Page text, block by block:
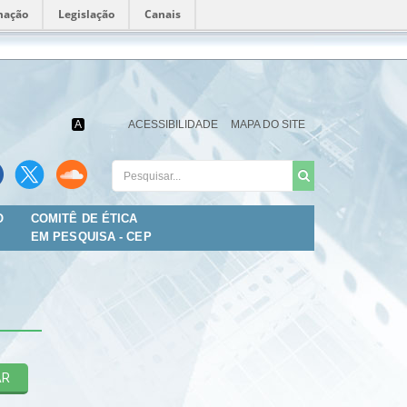
Legislação Canais
Fundação
Oswaldo
A ACESSIBILIDADE MAPA DO SITE
COMITÊ DE ÉTICA
EM PESQUISA - CEP